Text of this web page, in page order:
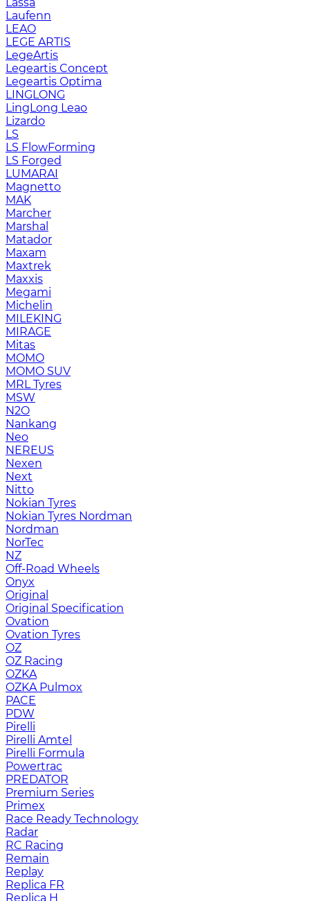
Laufenn
LEAO
LEGE ARTIS
LegeArtis
Legeartis Concept
Legeartis Optima
LINGLONG
LingLong Leao
Lizardo
LS
LS FlowForming
LS Forged
LUMARAI
Magnetto
MAK
Marcher
Marshal
Matador
Maxam
Maxtrek
Maxxis
Megami
Michelin
MILEKING
MIRAGE
Mitas
MOMO
MOMO SUV
MRL Tyres
MSW
N2O
Nankang
Neo
NEREUS
Nexen
Next
Nitto
Nokian Tyres
Nokian Tyres Nordman
Nordman
NorTec
NZ
Off-Road Wheels
Onyx
Original
Original Specification
Ovation
Ovation Tyres
OZ
OZ Racing
OZKA
OZKA Pulmox
PACE
PDW
Pirelli
Pirelli Amtel
Pirelli Formula
Powertrac
PREDATOR
Premium Series
Primex
Race Ready Technology
Radar
RC Racing
Remain
Replay
Replica FR
Replica H